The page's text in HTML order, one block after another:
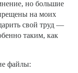
но большие
на моих
свой труд —
таким, как
файлы: